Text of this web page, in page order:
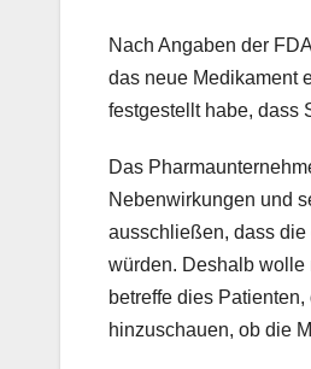
Nach Angaben der
das neue Medikament
festgestellt habe, dass
Das
Nebenwirkungen und
ausschließen, dass
würden. Deshalb wolle
betreffe dies
hinzuschauen, ob die